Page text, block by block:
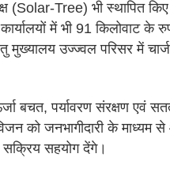
(Solar-Tree) भी स्थापित
में भी 91 किलोवाट के
मुख्यालय उज्ज्वल परिसर में
बचत, पर्यावरण संरक्षण एवं
को जनभागीदारी के माध्यम
सक्रिय सहयोग देंगे।